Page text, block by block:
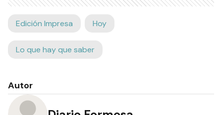
Edición Impresa Hoy
Lo que hay que saber
Autor